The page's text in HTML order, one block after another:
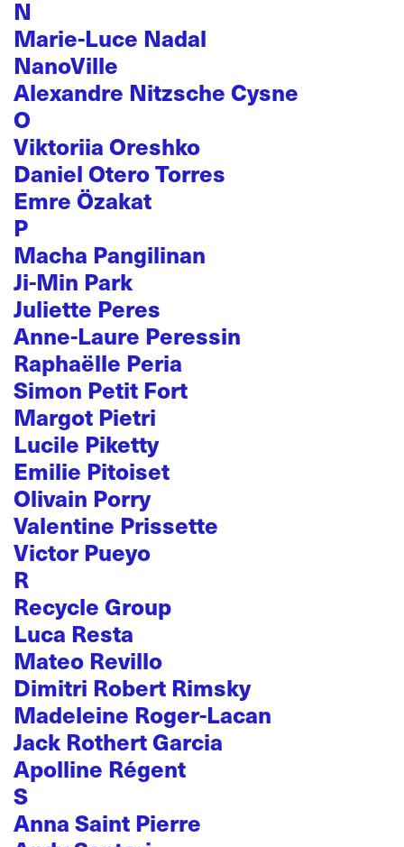
N
Marie-Luce Nadal
NanoVille
Alexandre Nitzsche Cysne
O
Viktoriia Oreshko
Daniel Otero Torres
Emre Özakat
P
Macha Pangilinan
Ji-Min Park
Juliette Peres
Anne-Laure Peressin
Raphaëlle Peria
Simon Petit Fort
Margot Pietri
Lucile Piketty
Emilie Pitoiset
Olivain Porry
Valentine Prissette
Victor Pueyo
R
Recycle Group
Luca Resta
Mateo Revillo
Dimitri Robert Rimsky
Madeleine Roger-Lacan
Jack Rothert Garcia
Apolline Régent
S
Anna Saint Pierre